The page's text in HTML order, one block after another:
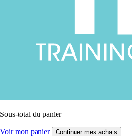
Sous-total du panier
Voir mon panier Continuer mes achats